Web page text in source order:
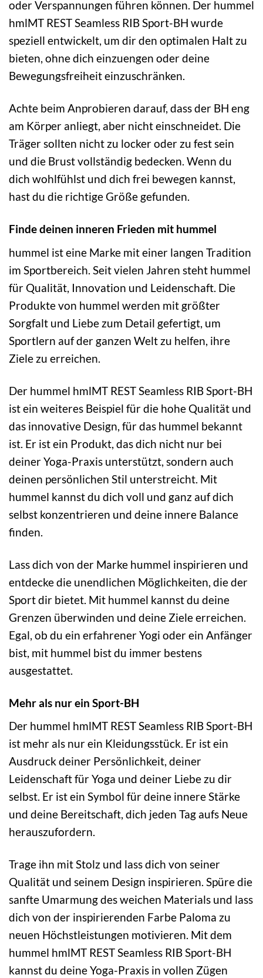
oder Verspannungen führen können. Der hummel
hmlMT REST Seamless RIB Sport-BH wurde
speziell entwickelt, um dir den optimalen Halt zu
bieten, ohne dich einzuengen oder deine
Bewegungsfreiheit einzuschränken.
Achte beim Anprobieren darauf, dass der BH eng
am Körper anliegt, aber nicht einschneidet. Die
Träger sollten nicht zu locker oder zu fest sein
und die Brust vollständig bedecken. Wenn du
dich wohlfühlst und dich frei bewegen kannst,
hast du die richtige Größe gefunden.
Finde deinen inneren Frieden mit hummel
hummel ist eine Marke mit einer langen Tradition
im Sportbereich. Seit vielen Jahren steht hummel
für Qualität, Innovation und Leidenschaft. Die
Produkte von hummel werden mit größter
Sorgfalt und Liebe zum Detail gefertigt, um
Sportlern auf der ganzen Welt zu helfen, ihre
Ziele zu erreichen.
Der hummel hmlMT REST Seamless RIB Sport-BH
ist ein weiteres Beispiel für die hohe Qualität und
das innovative Design, für das hummel bekannt
ist. Er ist ein Produkt, das dich nicht nur bei
deiner Yoga-Praxis unterstützt, sondern auch
deinen persönlichen Stil unterstreicht. Mit
hummel kannst du dich voll und ganz auf dich
selbst konzentrieren und deine innere Balance
finden.
Lass dich von der Marke hummel inspirieren und
entdecke die unendlichen Möglichkeiten, die der
Sport dir bietet. Mit hummel kannst du deine
Grenzen überwinden und deine Ziele erreichen.
Egal, ob du ein erfahrener Yogi oder ein Anfänger
bist, mit hummel bist du immer bestens
ausgestattet.
Mehr als nur ein Sport-BH
Der hummel hmlMT REST Seamless RIB Sport-BH
ist mehr als nur ein Kleidungsstück. Er ist ein
Ausdruck deiner Persönlichkeit, deiner
Leidenschaft für Yoga und deiner Liebe zu dir
selbst. Er ist ein Symbol für deine innere Stärke
und deine Bereitschaft, dich jeden Tag aufs Neue
herauszufordern.
Trage ihn mit Stolz und lass dich von seiner
Qualität und seinem Design inspirieren. Spüre die
sanfte Umarmung des weichen Materials und lass
dich von der inspirierenden Farbe Paloma zu
neuen Höchstleistungen motivieren. Mit dem
hummel hmlMT REST Seamless RIB Sport-BH
kannst du deine Yoga-Praxis in vollen Zügen